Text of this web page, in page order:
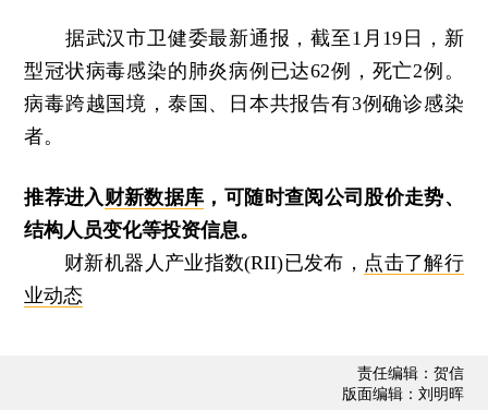
据武汉市卫健委最新通报，截至1月19日，新
型冠状病毒感染的肺炎病例已达62例，死亡2例。
病毒跨越国境，泰国、日本共报告有3例确诊感染
者。
推荐进入 财新数据库 ，可随时查阅公司股价走势、
结构人员变化等投资信息。
财新机器人产业指数(RII)已发布， 点击了解行
业动态
责任编辑：贺信
版面编辑：刘明晖